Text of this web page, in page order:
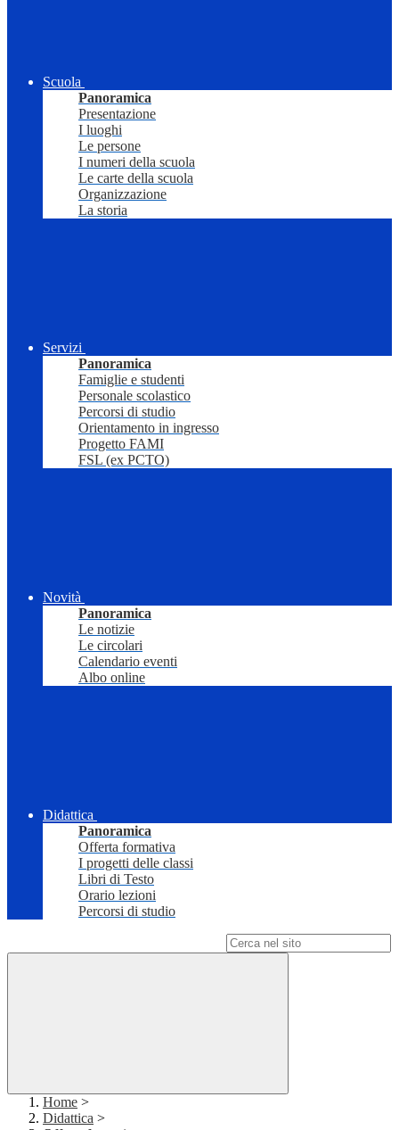
Scuola
Panoramica
Presentazione
I luoghi
Le persone
I numeri della scuola
Le carte della scuola
Organizzazione
La storia
Servizi
Panoramica
Famiglie e studenti
Personale scolastico
Percorsi di studio
Orientamento in ingresso
Progetto FAMI
FSL (ex PCTO)
Novità
Panoramica
Le notizie
Le circolari
Calendario eventi
Albo online
Didattica
Panoramica
Offerta formativa
I progetti delle classi
Libri di Testo
Orario lezioni
Percorsi di studio
Home >
Didattica >